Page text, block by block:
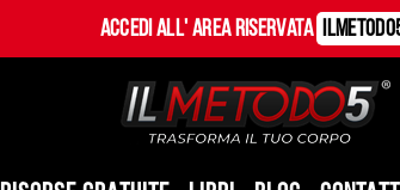
Accedi all' Area Riservata